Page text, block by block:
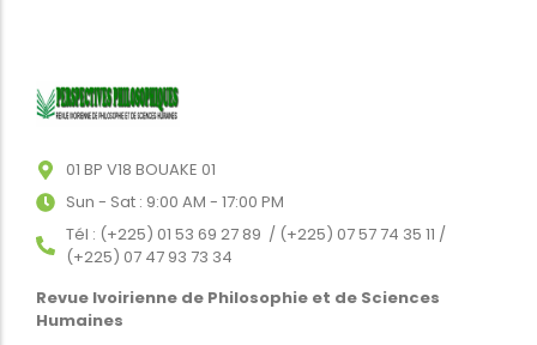
01 BP V18 BOUAKE 01
Sun - Sat : 9:00 AM - 17:00 PM
Tél : (+225) 01 53 69 27 89 / (+225) 07 57 74 35 11 /
(+225) 07 47 93 73 34
Revue Ivoirienne de Philosophie et de Sciences
Humaines